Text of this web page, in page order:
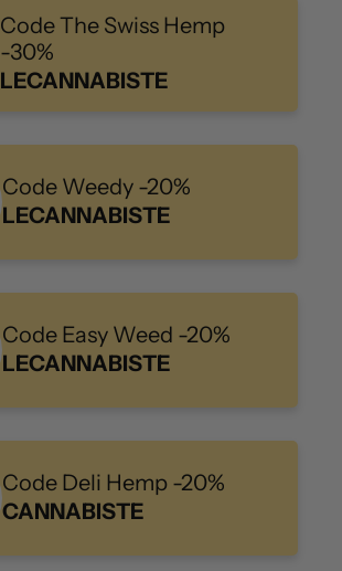
Code The Swiss Hemp
-30%
LECANNABISTE
Code Weedy -20%
LECANNABISTE
Code Easy Weed -20%
LECANNABISTE
Code Deli Hemp -20%
CANNABISTE